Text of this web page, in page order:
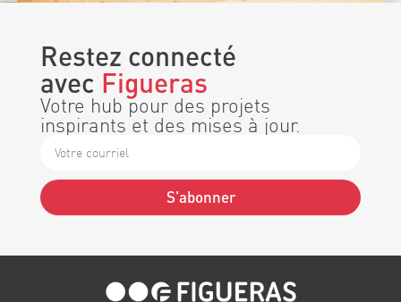
Restez connecté
avec Figueras
Votre hub pour des projets
inspirants et des mises à jour.
S'abonner